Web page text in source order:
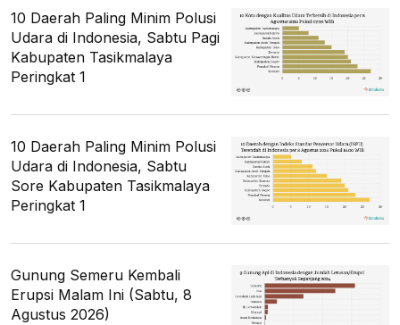
10 Daerah Paling Minim Polusi
Udara di Indonesia, Sabtu Pagi
Kabupaten Tasikmalaya
Peringkat 1
10 Daerah Paling Minim Polusi
Udara di Indonesia, Sabtu
Sore Kabupaten Tasikmalaya
Peringkat 1
Gunung Semeru Kembali
Erupsi Malam Ini (Sabtu, 8
Agustus 2026)